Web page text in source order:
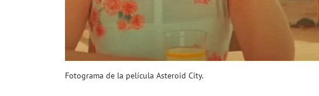
Fotograma de la película Asteroid City.